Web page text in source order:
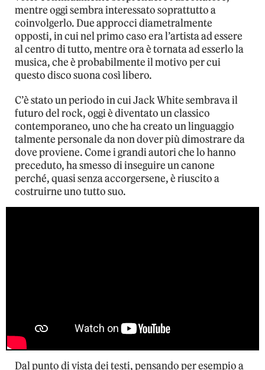
mentre oggi sembra interessato soprattutto a
coinvolgerlo. Due approcci diametralmente
opposti, in cui nel primo caso era l’artista ad essere
al centro di tutto, mentre ora è tornata ad esserlo la
musica, che è probabilmente il motivo per cui
questo disco suona così libero.
C’è stato un periodo in cui Jack White sembrava il
futuro del rock, oggi è diventato un classico
contemporaneo, uno che ha creato un linguaggio
talmente personale da non dover più dimostrare da
dove proviene. Come i grandi autori che lo hanno
preceduto, ha smesso di inseguire un canone
perché, quasi senza accorgersene, è riuscito a
costruirne uno tutto suo.
Dal punto di vista dei testi, pensando per esempio a